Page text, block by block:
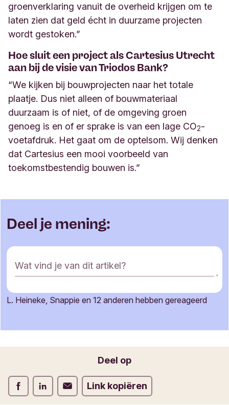
groenverklaring vanuit de overheid krijgen om te
laten zien dat geld écht in duurzame projecten
wordt gestoken.”
Hoe sluit een project als Cartesius Utrecht
aan bij de visie van Triodos Bank?
“We kijken bij bouwprojecten naar het totale
plaatje. Dus niet alleen of bouwmateriaal
duurzaam is of niet, of de omgeving groen
genoeg is en of er sprake is van een lage CO2-
voetafdruk. Het gaat om de optelsom. Wij denken
dat Cartesius een mooi voorbeeld van
toekomstbestendig bouwen is.”
Deel je mening:
R
e
c
e
m
u
l
Wat vind je van dit artikel?
L. Heineke, Snappie en 12 anderen hebben gereageerd
Deel op
Deel op Facebook
Deel op LinkedInDeel op Verstuur per email
Link kopiëren